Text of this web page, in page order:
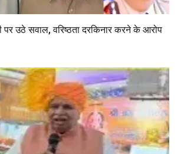
पर उठे सवाल, वरिष्ठता दरकिनार करने के आरोप